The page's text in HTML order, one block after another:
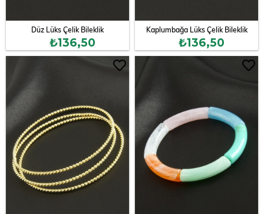
Düz Lüks Çelik Bileklik
₺136,50
Kaplumbağa Lüks Çelik Bileklik
₺136,50